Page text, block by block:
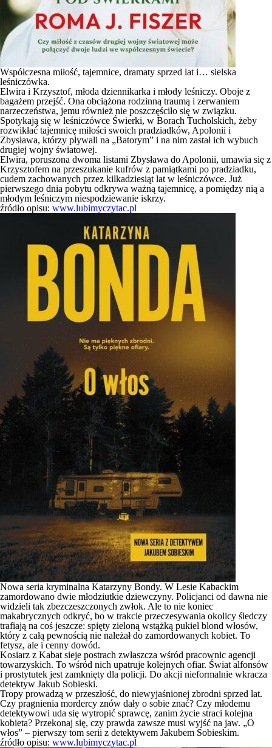
Współczesna miłość, tajemnice, dramaty sprzed lat i… sielska
leśniczówka.
Elwira i Krzysztof, młoda dziennikarka i młody leśniczy. Oboje z
bagażem przejść. Ona obciążona rodzinną traumą i zerwaniem
narzeczeństwa, jemu również nie poszczęściło się w związku.
Spotykają się w leśniczówce Świerki, w Borach Tucholskich, żeby
rozwikłać tajemnicę miłości swoich pradziadków, Apolonii i
Zbysława, którzy pływali na „Batorym” i na nim zastał ich wybuch
drugiej wojny światowej.
Elwira, poruszona dwoma listami Zbysława do Apolonii, umawia się z
Krzysztofem na przeszukanie kufrów z pamiątkami po pradziadku,
cudem zachowanych przez kilkadziesiąt lat w leśniczówce. Już
pierwszego dnia pobytu odkrywa ważną tajemnicę, a pomiędzy nią a
młodym leśniczym niespodziewanie iskrzy.
źródło opisu: www.lubimyczytac.pl
Nowa seria kryminalna Katarzyny Bondy. W Lesie Kabackim
zamordowano dwie młodziutkie dziewczyny. Policjanci od dawna nie
widzieli tak zbezczeszczonych zwłok. Ale to nie koniec
makabrycznych odkryć, bo w trakcie przeczesywania okolicy śledczy
trafiają na coś jeszcze: spięty zieloną wstążką pukiel blond włosów,
który z całą pewnością nie należał do zamordowanych kobiet. To
fetysz, ale i cenny dowód.
Kosiarz z Kabat sieje postrach zwłaszcza wśród pracownic agencji
towarzyskich. To wśród nich upatruje kolejnych ofiar. Świat alfonsów
i prostytutek jest zamknięty dla policji. Do akcji nieformalnie wkracza
detektyw Jakub Sobieski.
Tropy prowadzą w przeszłość, do niewyjaśnionej zbrodni sprzed lat.
Czy pragnienia mordercy znów dały o sobie znać? Czy młodemu
detektywowi uda się wytropić sprawcę, zanim życie straci kolejna
kobieta? Przekonaj się, czy prawda zawsze musi wyjść na jaw. „O
włos” – pierwszy tom serii z detektywem Jakubem Sobieskim.
źródło opisu: www.lubimyczytac.pl